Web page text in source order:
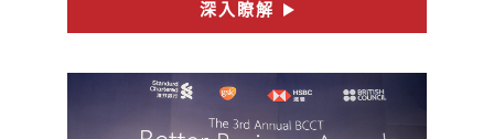
在10年間，一直不忘初衷，對於臺灣、
土地、人的熱愛持續付出各種行動與改
需要，未來我們也想要透過10年累積的
能量，將這一些愛持續散佈在各個臺灣的
深入瞭解